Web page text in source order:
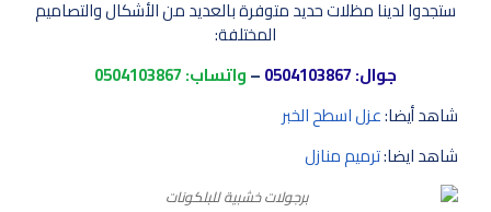
ستجدوا لدينا مظلات حديد متوفرة بالعديد من الأشكال والتصاميم
المختلفة:
جوال:0504103867
–واتساب:0504103867
شاهد أيضا:عزل اسطح الخبر
شاهد ايضا:ترميم منازل